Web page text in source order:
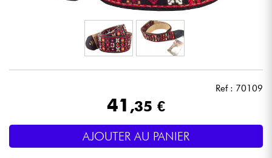
Batteries & Percu
Ref : 70109
41 ,35 €
AJOUTER AU PANIER